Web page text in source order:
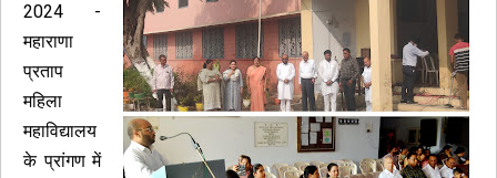
2024 -
महाराणा
प्रताप
महिला
महाविद्यालय
के प्रांगण में